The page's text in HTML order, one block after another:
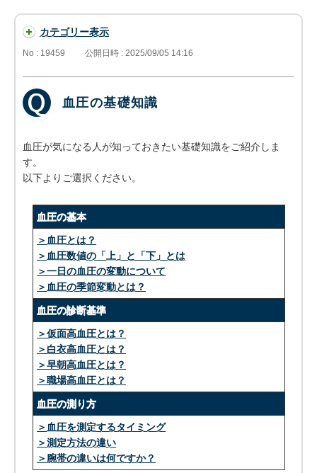
カテゴリー表示
No : 19459 公開日時 : 2025/09/05 14:16
血圧の基礎知識
血圧が気になる人が知っておきたい基礎知識をご紹介しま
す。
以下よりご選択ください。
血圧の基本
＞血圧とは？
＞血圧数値の「上」と「下」とは
＞一日の血圧の変動について
＞血圧の季節変動とは？
血圧の診断基準
＞仮面高血圧とは？
＞白衣高血圧とは？
＞早朝高血圧とは？
＞職場高血圧とは？
血圧の測り方
＞血圧を測定するタイミング
＞測定方法の違い
＞腕帯の違いは何ですか？